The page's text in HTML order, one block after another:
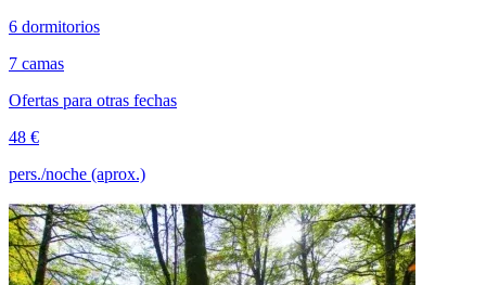
6 dormitorios
7 camas
Ofertas para otras fechas
48 €
pers./noche (aprox.)